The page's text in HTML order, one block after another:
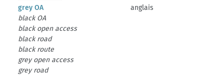
grey OA
anglais
black OA
black open access
black road
black route
grey open access
grey road